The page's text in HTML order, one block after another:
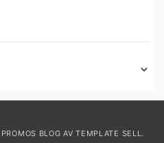
BLOG AVTEMPLATE SELL.